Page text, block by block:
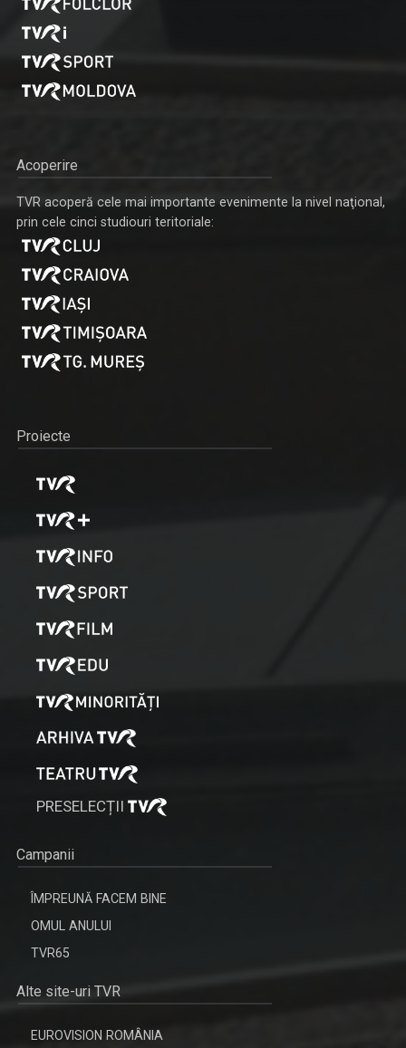
Acoperire
TVR acoperă cele mai importante evenimente la nivel naţional,
prin cele cinci studiouri teritoriale:
Proiecte
PRESELECȚII
Campanii
ÎMPREUNĂ FACEM BINE
OMUL ANULUI
TVR65
Alte site-uri TVR
EUROVISION ROMÂNIA